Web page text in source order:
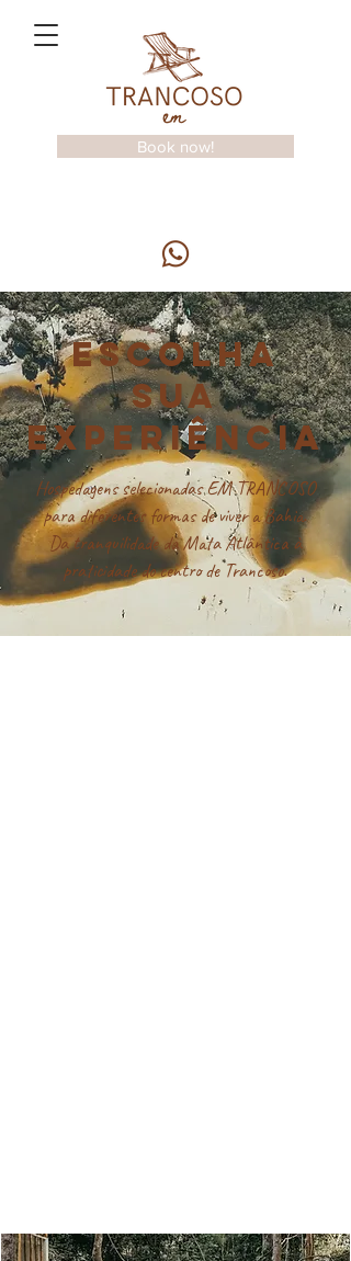
Book now!
escolha
sua
Experiência
Hospedagens selecionadas EM TRANCOSO
para diferentes formas de viver a Bahia.
Da tranquilidade da Mata Atlântica à
praticidade do centro de Trancoso.